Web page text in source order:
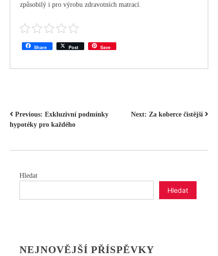
způsobilý i pro výrobu zdravotních matrací.
Share Post Save
NAVIGACE
PRO
Previous: Exkluzivní podmínky
hypotéky pro každého
Next: Za koberce čistější
Hledat
Hledat
NEJNOVĚJŠÍ PŘÍSPĚVKY